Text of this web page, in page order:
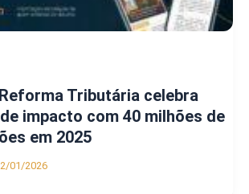
Tributária celebra
impacto com 40 milhões de
em 2025
01/2026